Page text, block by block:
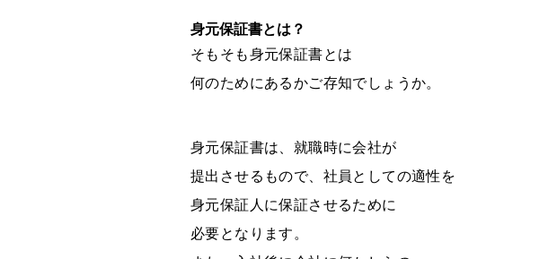
身元保証書とは？
そもそも身元保証書とは
何のためにあるかご存知でしょうか。
身元保証書は、就職時に会社が
提出させるもので、社員としての適性を
身元保証人に保証させるために
必要となります。